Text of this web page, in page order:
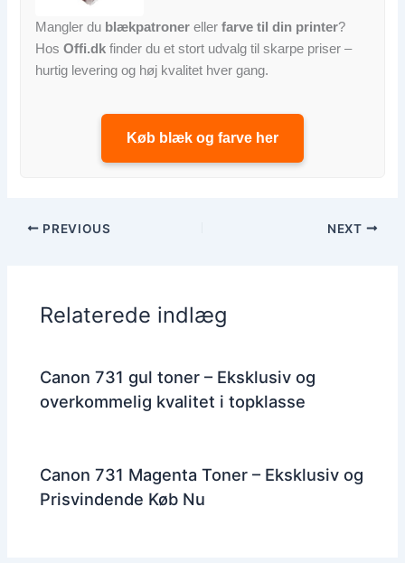
Mangler du blækpatroner ellerfarve til din printer?
HosOffi.dk finder du et stort udvalg til skarpe priser –
hurtig levering og høj kvalitet hver gang.
Køb blæk og farve her
PREVIOUS NEXT
Relaterede indlæg
Canon 731 gul toner – Eksklusiv og
overkommelig kvalitet i topklasse
Canon 731 Magenta Toner – Eksklusiv og
Prisvindende Køb Nu